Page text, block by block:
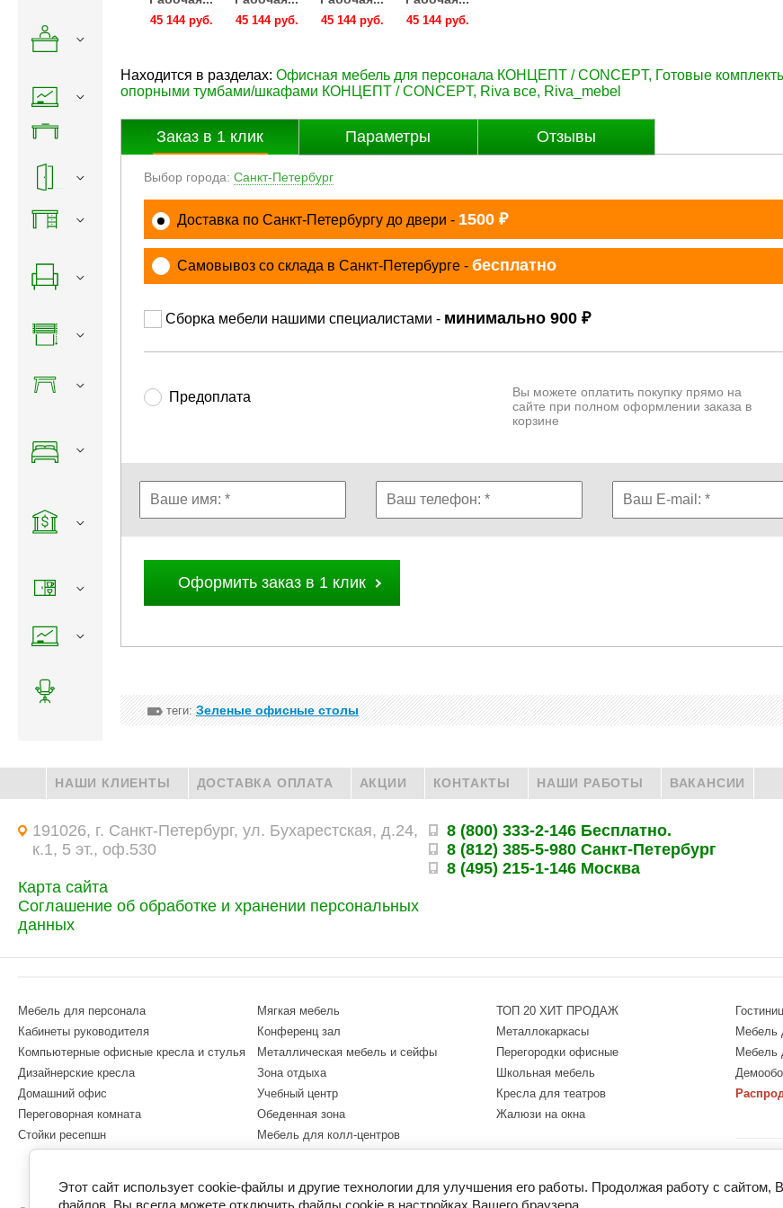
45 144 руб. 45 144 руб. 45 144 руб. 45 144 руб.
Находится в разделах: Офисная мебель для персонала КОНЦЕПТ / CONCEPT, Готовые
опорными тумбами/шкафами КОНЦЕПТ / CONCEPT, Riva все, Riva_mebel
Заказ в 1 клик Параметры Отзывы
Выбор города: Санкт-Петербург
Доставка по Санкт-Петербургу до двери - 1500 ₽
Самовывоз со склада в Санкт-Петербурге - бесплатно
Сборка мебели нашими специалистами - минимально 900 ₽
Предоплата
Вы можете оплатить покупку прямо на
сайте при полном оформлении заказа в
корзине
Оформить заказ в 1 клик
теги:Зеленые офисные столы
НАШИ КЛИЕНТЫ ДОСТАВКА ОПЛАТА АКЦИИ КОНТАКТЫ НАШИ РАБОТЫ ВАКАНСИИ
191026, г. Санкт-Петербург, ул. Бухарестская, д.24,
к.1, 5 эт., оф.530
Карта сайта
Соглашение об обработке и хранении персональных
данных
8 (800) 333-2-146 Бесплатно.
8 (812) 385-5-980 Санкт-Петербург
8 (495) 215-1-146 Москва
Мебель для персонала
Кабинеты руководителя
Компьютерные офисные кресла и стулья
Дизайнерские кресла
Домашний офис
Переговорная комната
Стойки ресепшн
Мягкая мебель
Конференц зал
Металлическая мебель и сейфы
Зона отдыха
Учебный центр
Обеденная зона
Мебель для колл-центров
ТОП 20 ХИТ ПРОДАЖ
Металлокаркасы
Перегородки офисные
Школьная мебель
Кресла для театров
Жалюзи на окна
Мебель
Мебель
Этот сайт использует cookie-файлы и другие технологии для улучшения его работы. Продолжая работу с сайтом,
файлов. Вы всегда можете отключить файлы cookie в настройках Вашего браузера.